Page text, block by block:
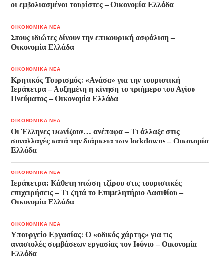
οι εμβολιασμένοι τουρίστες – Οικονομία Ελλάδα
ΟΙΚΟΝΟΜΙΚΑ ΝΕΑ
Στους ιδιώτες δίνουν την επικουρική ασφάλιση –
Οικονομία Ελλάδα
ΟΙΚΟΝΟΜΙΚΑ ΝΕΑ
Κρητικός Τουρισμός: «Ανάσα» για την τουριστική
Ιεράπετρα – Αυξημένη η κίνηση το τριήμερο του Αγίου
Πνεύματος – Οικονομία Ελλάδα
ΟΙΚΟΝΟΜΙΚΑ ΝΕΑ
Οι Έλληνες ψωνίζουν… ανέπαφα – Τι άλλαξε στις
συναλλαγές κατά την διάρκεια των lockdowns – Οικονομία
Ελλάδα
ΟΙΚΟΝΟΜΙΚΑ ΝΕΑ
Ιεράπετρα: Κάθετη πτώση τζίρου στις τουριστικές
επιχειρήσεις – Τι ζητά το Επιμελητήριο Λασιθίου –
Οικονομία Ελλάδα
ΟΙΚΟΝΟΜΙΚΑ ΝΕΑ
Υπουργείο Εργασίας: Ο «οδικός χάρτης» για τις
αναστολές συμβάσεων εργασίας τον Ιούνιο – Οικονομία
Ελλάδα